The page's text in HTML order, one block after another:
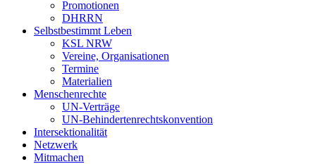
Promotionen
DHRRN
Selbstbestimmt Leben
KSL NRW
Vereine, Organisationen
Termine
Materialien
Menschenrechte
UN-Verträge
UN-Behindertenrechtskonvention
Intersektionalität
Netzwerk
Mitmachen